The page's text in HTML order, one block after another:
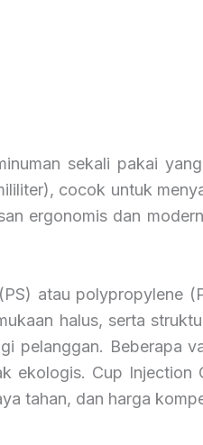
sekali pakai
cocok untuk
ergonomis dan
atau polypropylene
halus, serta
pelanggan. Beberapa
ekologis. Cup Injection
tahan, dan harga